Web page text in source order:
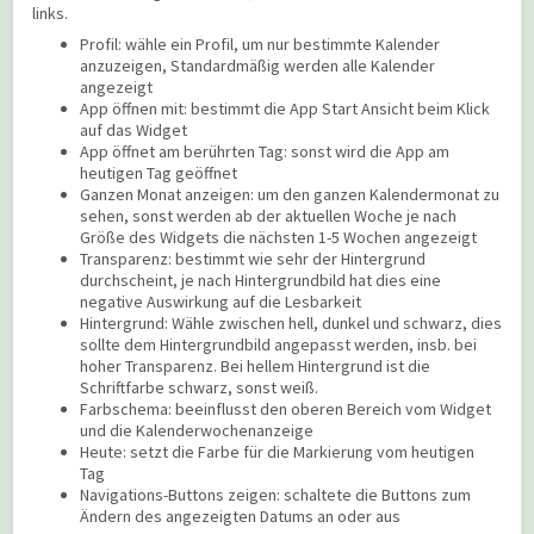
links.
Profil: wähle ein Profil, um nur bestimmte Kalender
anzuzeigen, Standardmäßig werden alle Kalender
angezeigt
App öffnen mit: bestimmt die App Start Ansicht beim Klick
auf das Widget
App öffnet am berührten Tag: sonst wird die App am
heutigen Tag geöffnet
Ganzen Monat anzeigen: um den ganzen Kalendermonat zu
sehen, sonst werden ab der aktuellen Woche je nach
Größe des Widgets die nächsten 1-5 Wochen angezeigt
Transparenz: bestimmt wie sehr der Hintergrund
durchscheint, je nach Hintergrundbild hat dies eine
negative Auswirkung auf die Lesbarkeit
Hintergrund: Wähle zwischen hell, dunkel und schwarz, dies
sollte dem Hintergrundbild angepasst werden, insb. bei
hoher Transparenz. Bei hellem Hintergrund ist die
Schriftfarbe schwarz, sonst weiß.
Farbschema: beeinflusst den oberen Bereich vom Widget
und die Kalenderwochenanzeige
Heute: setzt die Farbe für die Markierung vom heutigen
Tag
Navigations-Buttons zeigen: schaltete die Buttons zum
Ändern des angezeigten Datums an oder aus